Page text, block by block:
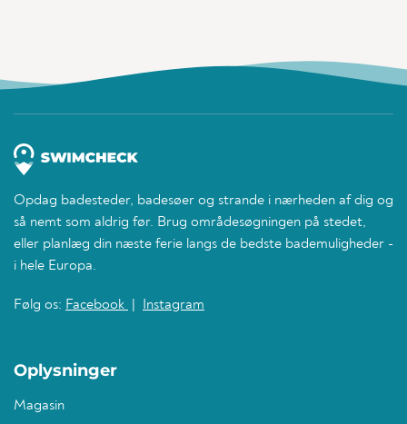
Opdag badesteder, badesøer og strande i nærheden af dig og
så nemt som aldrig før. Brug områdesøgningen på stedet,
eller planlæg din næste ferie langs de bedste bademuligheder -
i hele Europa.
Følg os: Facebook Instagram
Oplysninger
Magasin